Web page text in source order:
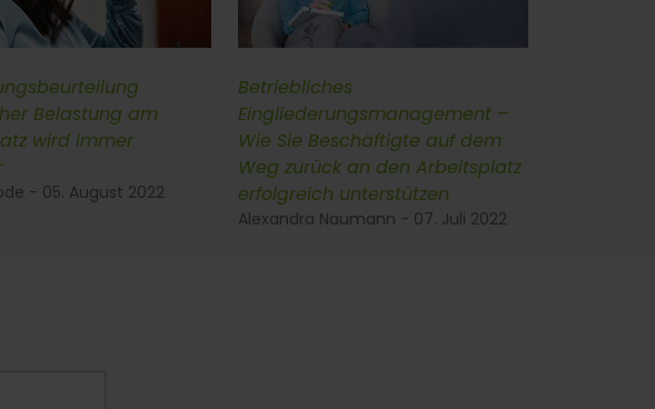
Belastung am
wird immer
- 05. August 2022
Betriebliches
Eingliederungsmanagement –
Wie Sie Beschäftigte auf dem
Weg zurück an den Arbeitsplatz
erfolgreich unterstützen
Alexandra Naumann - 07. Juli 2022